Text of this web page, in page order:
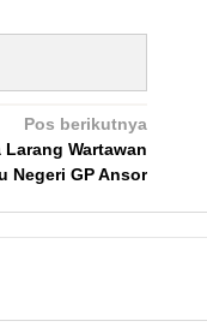
Pos berikutnya
Wartawan
Negeri GP Ansor